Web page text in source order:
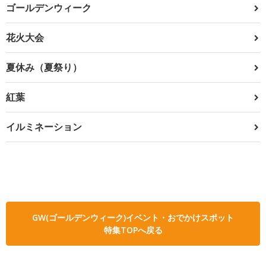
ゴールデンウィーク
花火大会
夏休み（夏祭り）
紅葉
イルミネーション
GW(ゴールデンウィーク)イベント・おでかけスポット
特集TOPへ戻る